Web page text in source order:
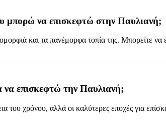
μπορώ να επισκεφτώ στην Παυλιανή;
και τα πανέμορφα τοπία της. Μπορείτε
να επισκεφτώ την Παυλιανή;
χρόνου, αλλά οι καλύτερες εποχές για